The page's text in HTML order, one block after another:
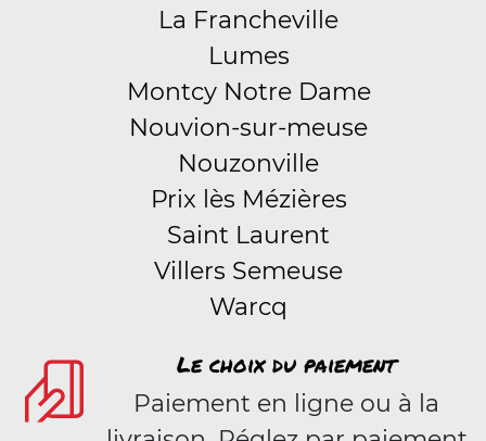
La Francheville
Lumes
Montcy Notre Dame
Nouvion-sur-meuse
Nouzonville
Prix lès Mézières
Saint Laurent
Villers Semeuse
Warcq
Le choix du paiement
Paiement en ligne ou à la